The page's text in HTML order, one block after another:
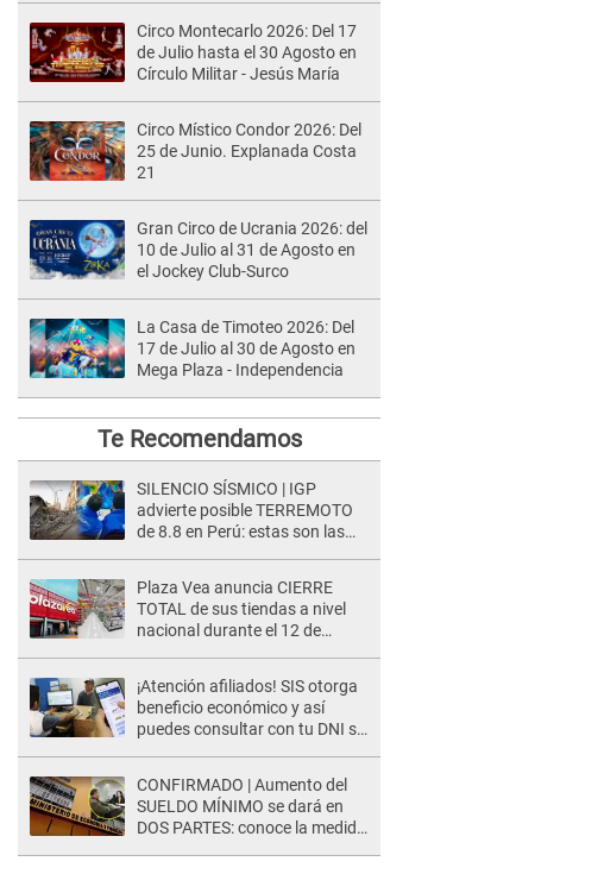
Circo Montecarlo 2026: Del 17
de Julio hasta el 30 Agosto en
Círculo Militar - Jesús María
Circo Místico Condor 2026: Del
25 de Junio. Explanada Costa
21
Gran Circo de Ucrania 2026: del
10 de Julio al 31 de Agosto en
el Jockey Club-Surco
La Casa de Timoteo 2026: Del
17 de Julio al 30 de Agosto en
Mega Plaza - Independencia
Te Recomendamos
SILENCIO SÍSMICO | IGP
advierte posible TERREMOTO
de 8.8 en Perú: estas son las
Plaza Vea anuncia CIERRE
TOTAL de sus tiendas a nivel
nacional durante el 12 de
¡Atención afiliados! SIS otorga
beneficio económico y así
puedes consultar con tu DNI si
CONFIRMADO | Aumento del
SUELDO MÍNIMO se dará en
DOS PARTES: conoce la medida